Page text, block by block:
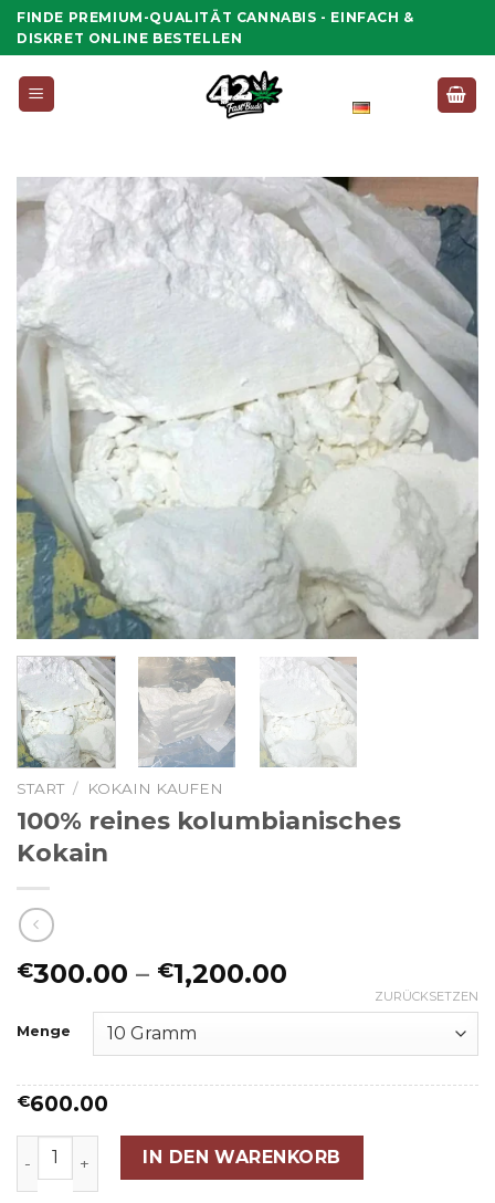
Zum
Inhalt
FINDE PREMIUM-QUALITÄT CANNABIS - EINFACH &
DISKRET ONLINE BESTELLEN
START / KOKAIN KAUFEN
100% reines kolumbianisches
Kokain
€300.00 – €1,200.00
€300.00
€1,200.00
Menge
ZURÜCKSETZEN
€600.00
100% reines kolumbianisches Kokain Menge
IN DEN WARENKORB